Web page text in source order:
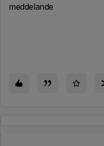
meddelande